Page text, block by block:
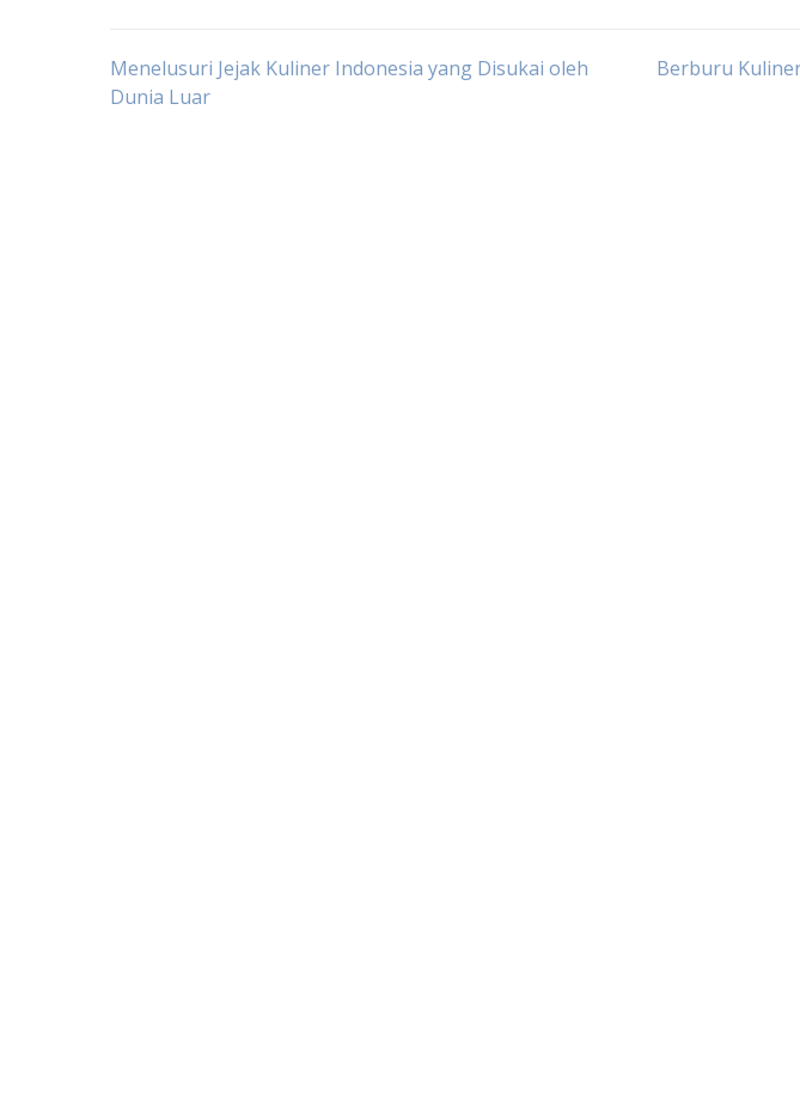
Post
Menelusuri Jejak Kuliner Indonesia yang Disukai oleh
Dunia Luar
Berburu